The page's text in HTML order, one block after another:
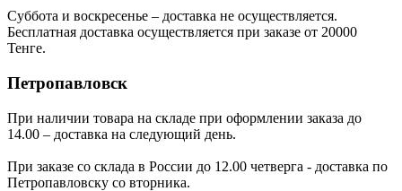
Суббота и воскресенье – доставка не осуществляется.
Бесплатная доставка осуществляется при заказе от 20000
Тенге.
Петропавловск
При наличии товара на складе при оформлении заказа до
14.00 – доставка на следующий день.
При заказе со склада в России до 12.00 четверга - доставка по
Петропавловску со вторника.